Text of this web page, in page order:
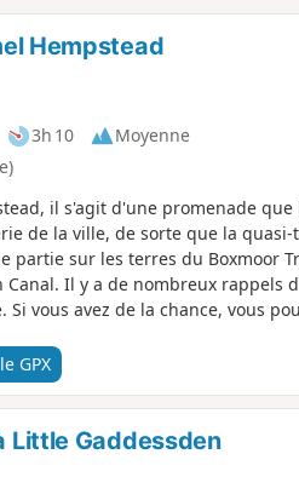
Hempstead
3h 10
Moyenne
il s'agit d'une promenade
de la ville, de sorte que la
partie sur les terres du Boxmoor
Il y a de nombreux rappels
Si vous avez de la chance, vous
GPX
Little Gaddessden